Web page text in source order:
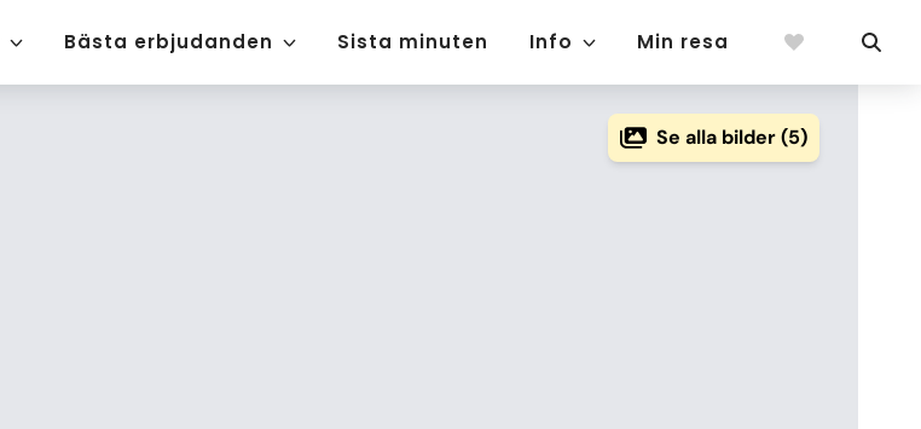
Bästa erbjudanden Sista minuten Info Min resa
Se alla bilder (5)